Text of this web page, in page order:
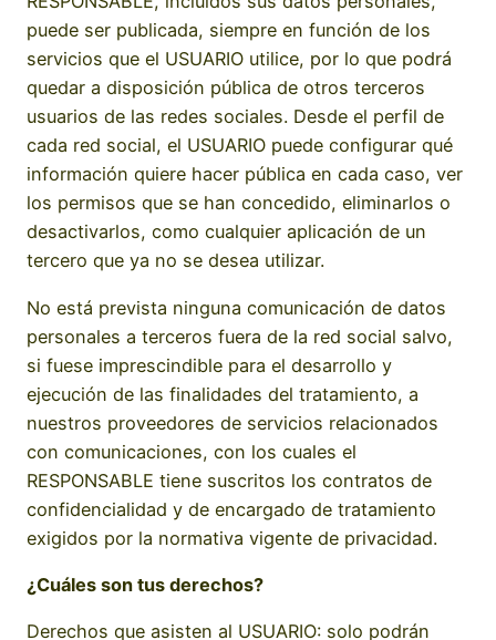
puede ser publicada, siempre en función de los
servicios que el USUARIO utilice, por lo que podrá
quedar a disposición pública de otros terceros
usuarios de las redes sociales. Desde el perfil de
cada red social, el USUARIO puede configurar qué
información quiere hacer pública en cada caso, ver
los permisos que se han concedido, eliminarlos o
desactivarlos, como cualquier aplicación de un
tercero que ya no se desea utilizar.
No está prevista ninguna comunicación de datos
personales a terceros fuera de la red social salvo,
si fuese imprescindible para el desarrollo y
ejecución de las finalidades del tratamiento, a
nuestros proveedores de servicios relacionados
con comunicaciones, con los cuales el
RESPONSABLE tiene suscritos los contratos de
confidencialidad y de encargado de tratamiento
exigidos por la normativa vigente de privacidad.
¿Cuáles son tus derechos?
Derechos que asisten al USUARIO: solo podrán